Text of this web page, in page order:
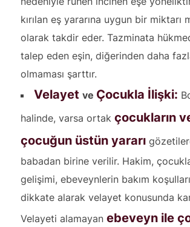
kırılan eş yararına uygun bir miktarı
olarak takdir eder. Tazminata
talep eden eşin, diğerinden daha
olmaması şarttır.
Velayet ve Çocukla İlişki:
halinde, varsa ortak çocukların
çocuğun üstün yararı
babadan birine verilir. Hakim,
gelişimi, ebeveynlerin bakım
dikkate alarak velayet konusunda
Velayeti alamayan ebeveyn ile